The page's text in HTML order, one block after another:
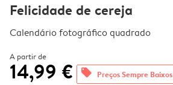
Felicidade de cereja
Calendário fotográfico quadrado
A partir de
14,99 € offers Preços Sempre Baixos